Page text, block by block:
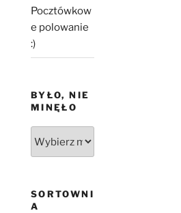
Pocztówkow
e polowanie
:)
BYŁO, NIE
MINĘŁO
SORTOWNI
A